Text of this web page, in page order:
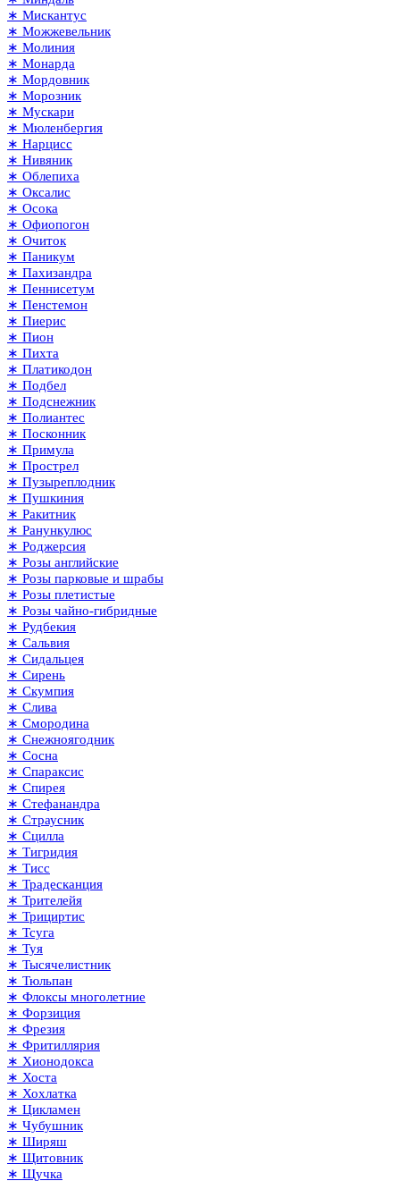
∗ Мискантус
∗ Можжевельник
∗ Молиния
∗ Монарда
∗ Мордовник
∗ Морозник
∗ Мускари
∗ Мюленбергия
∗ Нарцисс
∗ Нивяник
∗ Облепиха
∗ Оксалис
∗ Осока
∗ Офиопогон
∗ Очиток
∗ Паникум
∗ Пахизандра
∗ Пеннисетум
∗ Пенстемон
∗ Пиерис
∗ Пион
∗ Пихта
∗ Платикодон
∗ Подбел
∗ Подснежник
∗ Полиантес
∗ Посконник
∗ Примула
∗ Прострел
∗ Пузыреплодник
∗ Пушкиния
∗ Ракитник
∗ Ранункулюс
∗ Роджерсия
∗ Розы английские
∗ Розы парковые и шрабы
∗ Розы плетистые
∗ Розы чайно-гибридные
∗ Рудбекия
∗ Сальвия
∗ Сидальцея
∗ Сирень
∗ Скумпия
∗ Слива
∗ Смородина
∗ Снежноягодник
∗ Сосна
∗ Спараксис
∗ Спирея
∗ Стефанандра
∗ Страусник
∗ Сцилла
∗ Тигридия
∗ Тисс
∗ Традесканция
∗ Трителейя
∗ Трициртис
∗ Тсуга
∗ Туя
∗ Тысячелистник
∗ Тюльпан
∗ Флоксы многолетние
∗ Форзиция
∗ Фрезия
∗ Фритиллярия
∗ Хионодокса
∗ Хоста
∗ Хохлатка
∗ Цикламен
∗ Чубушник
∗ Ширяш
∗ Щитовник
∗ Щучка